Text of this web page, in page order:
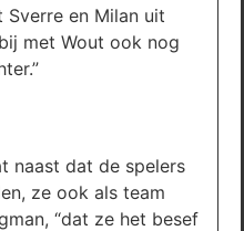
en Milan uit
met Wout ook nog
naast dat de spelers
ze ook als team
“dat ze het besef